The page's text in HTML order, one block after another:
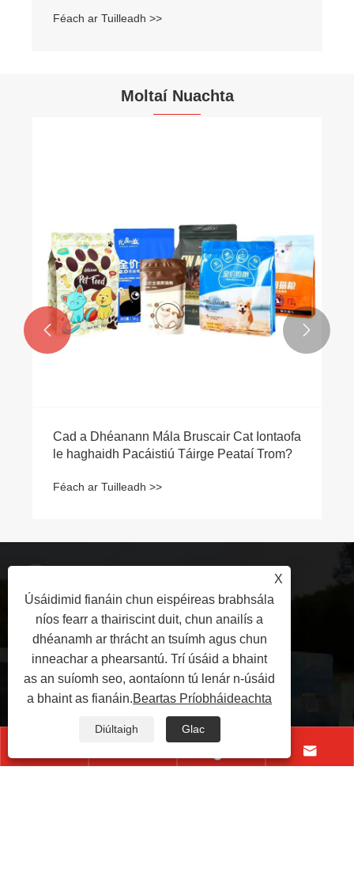
Féach ar Tuilleadh >>
Moltaí Nuachta
Cad a Dhéanann Mála Bruscair Cat Iontaofa
le haghaidh Pacáistiú Táirge Peataí Trom?
Féach ar Tuilleadh >>
 
yujinde@jindepkg.com
Soir ó Bhóthar Xihuan, Ceantar
Sheqi, Cathair Nanyang, Cúige
Henan, an tSín

X
Úsáidimid fianáin chun eispéireas brabhsála
níos fearr a thairiscint duit, chun anailís a
dhéanamh ar thrácht an tsuímh agus chun
inneachar a phearsantú. Trí úsáid a bhaint
as an suíomh seo, aontaíonn tú lenár n-úsáid
a bhaint as fianáin.Beartas Príobháideachta
Diúltaigh Glac